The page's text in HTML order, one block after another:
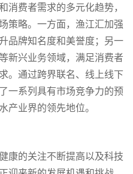
费者需求的多元化趋势，
策略。一方面，渔江汇加强
品牌知名度和美誉度；另一
新兴业务领域，满足消费者
。通过跨界联名、线上线下
一系列具有市场竞争力的预
产业界的领先地位。
的关注不断提高以及科技